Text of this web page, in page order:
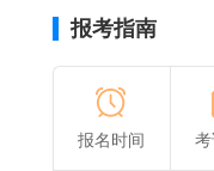
报考指南
报名时间